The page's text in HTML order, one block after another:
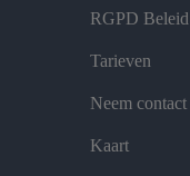
RGPD Beleid
Tarieven
Neem
Kaart